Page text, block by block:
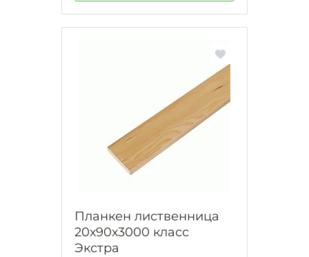
Планкен лиственница
20х90х3000 класс
Экстра